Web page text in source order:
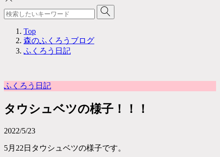
Top
森のふくろうブログ
ふくろう日記
ふくろう日記
タウシュベツの様子！！！
2022/5/23
5月22日タウシュベツの様子です。